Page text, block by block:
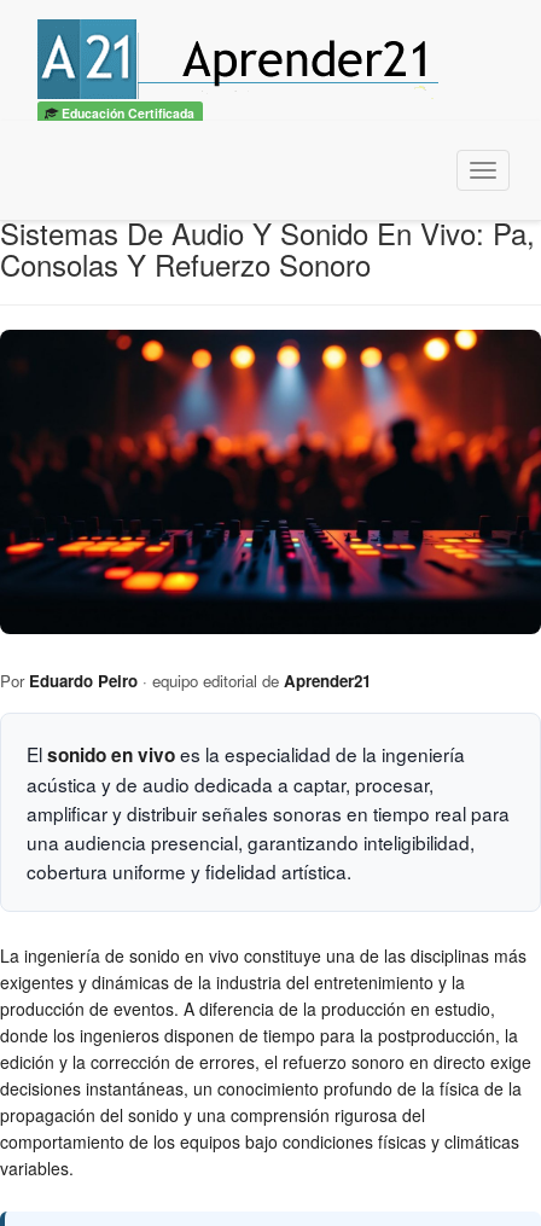
Educación Certificada
Menu
Sistemas De Audio Y Sonido En Vivo: Pa,
Consolas Y Refuerzo Sonoro
Por Eduardo Peiro · equipo editorial de Aprender21
Elsonido en vivoes la especialidad de la ingeniería
acústica y de audio dedicada a captar, procesar,
amplificar y distribuir señales sonoras en tiempo real para
una audiencia presencial, garantizando inteligibilidad,
cobertura uniforme y fidelidad artística.
La ingeniería de sonido en vivo constituye una de las disciplinas más
exigentes y dinámicas de la industria del entretenimiento y la
producción de eventos. A diferencia de la producción en estudio,
donde los ingenieros disponen de tiempo para la postproducción, la
edición y la corrección de errores, el refuerzo sonoro en directo exige
decisiones instantáneas, un conocimiento profundo de la física de la
propagación del sonido y una comprensión rigurosa del
comportamiento de los equipos bajo condiciones físicas y climáticas
variables.